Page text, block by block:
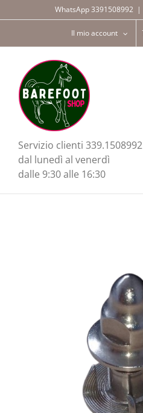
WhatsApp 3391508992 |
Il mio account
Servizio clienti 339.1508992
dal lunedì al venerdì
dalle 9:30 alle 16:30